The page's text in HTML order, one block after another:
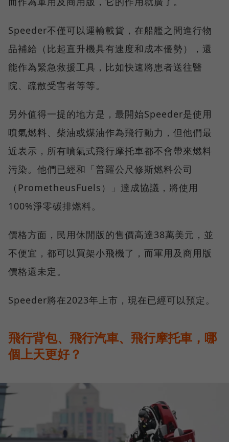
Speeder不僅可以運輸載貨，在船艦之間進行物
品補給（比起直升機具有速度和成本優勢），還
能作為緊急救援工具，比如快速將患者送往醫
院、疏散受害者等等。
另外值得一提的地方是，最開始Speeder是使用
噴氣燃料、柴油或煤油作為飛行動力，但他們最
近表示，所有噴氣式飛行摩托車都不會帶來燃料
污染。他們已經和「普羅公尺修斯燃料公司
（PrometheusFuels）」達成協議，將使用
100%淨零碳排燃料。
價格方面，民用休閒版的售價高達38萬美元，並
不便宜，都可以買架小飛機了，而軍用及商用版
價格還未定。
Speeder將在2023年上市，現在已經可以預定。
飛行背包、飛行汽車、飛行摩托車，哪
個上天更好？